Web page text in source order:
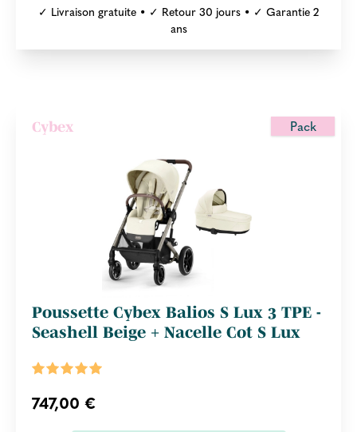
✓ Livraison gratuite • ✓ Retour 30 jours • ✓ Garantie 2
ans
Pack
Cybex
Poussette Cybex Balios S Lux 3 TPE -
Seashell Beige + Nacelle Cot S Lux
747,00 €